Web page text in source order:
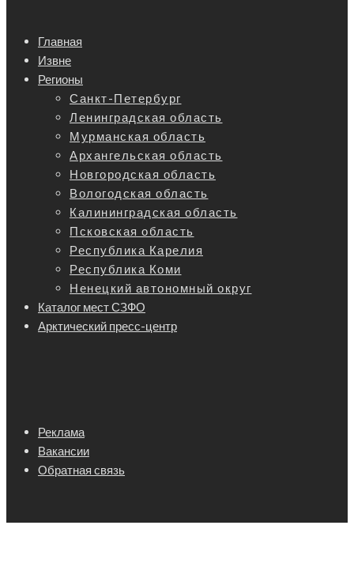
Главная
Извне
Регионы
Санкт-Петербург
Ленинградская область
Мурманская область
Архангельская область
Новгородская область
Вологодская область
Калининградская область
Псковская область
Республика Карелия
Республика Коми
Ненецкий автономный округ
Каталог мест СЗФО
Арктический пресс-центр
Реклама
Вакансии
Обратная связь